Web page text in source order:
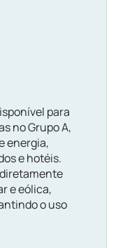
para
no Grupo A,
energia,
e hotéis.
e eólica,
o uso